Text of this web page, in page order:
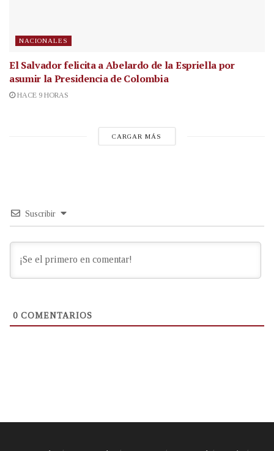
NACIONALES
El Salvador felicita a Abelardo de la Espriella por
asumir la Presidencia de Colombia
HACE 9 HORAS
CARGAR MÁS
Suscribir
0 COMENTARIOS